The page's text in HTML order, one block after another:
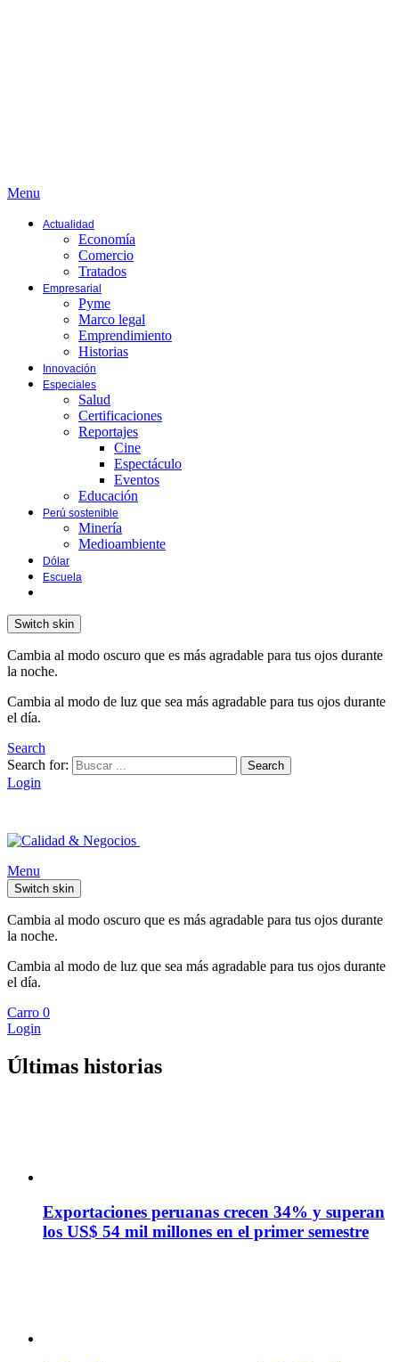
Menu
Actualidad
Economía
Comercio
Tratados
Empresarial
Pyme
Marco legal
Emprendimiento
Historias
Innovación
Especiales
Salud
Certificaciones
Reportajes
Cine
Espectáculo
Eventos
Educación
Perú sostenible
Minería
Medioambiente
Dólar
Escuela
Switch skin
Cambia al modo oscuro que es más agradable para tus ojos durante
la noche.
Cambia al modo de luz que sea más agradable para tus ojos durante
el día.
Search
Search for:
Search
Login
Menu
Switch skin
Cambia al modo oscuro que es más agradable para tus ojos durante
la noche.
Cambia al modo de luz que sea más agradable para tus ojos durante
el día.
Carro 0
Login
Últimas historias
Exportaciones peruanas crecen 34% y superan
los US$ 54 mil millones en el primer semestre